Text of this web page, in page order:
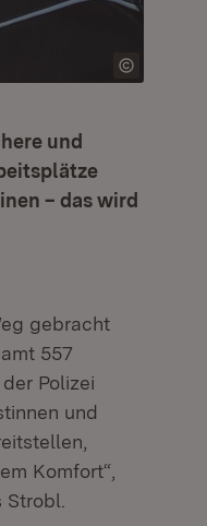
und
– das wird
gebracht
557
Polizei
und
Komfort“,